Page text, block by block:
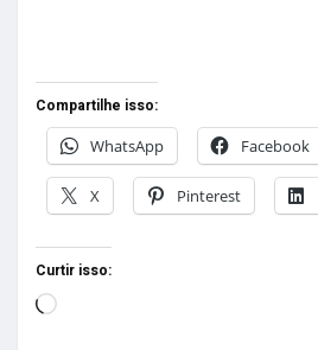
Compartilhe isso:
WhatsApp
Facebook
X Pinterest
Curtir isso: